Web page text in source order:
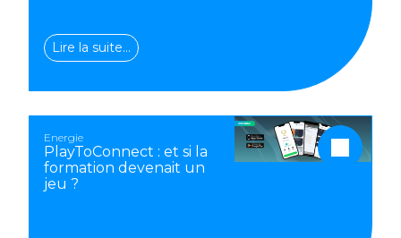
Lire la suite…
Energie
PlayToConnect : et si la
formation devenait un
jeu ?